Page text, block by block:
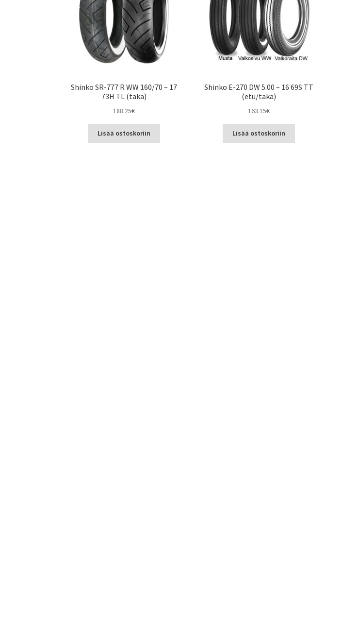
Shinko SR-777 R WW 160/70 – 17
73H TL (taka)
188.25€
Lisää ostoskoriin
Shinko E-270 DW 5.00 – 16 69S TT
(etu/taka)
163.15€
Lisää ostoskoriin